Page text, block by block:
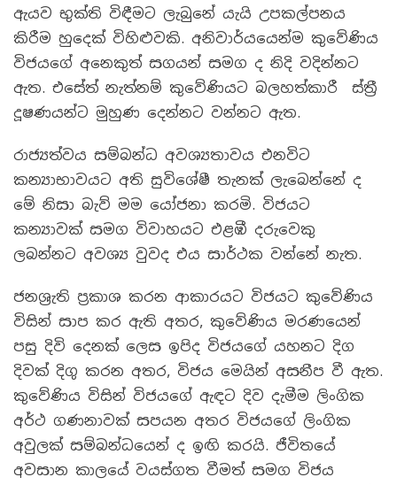
ඇයව භුක්ති විඳීමට ලැබුනේ යැයි උපකල්පනය
කිරීම හුදෙක් විහිළුවකි. අනිවාර්යයෙන්ම කුවේණිය
විජයගේ අනෙකුත් සගයන් සමග ද නිදි වදින්නට
ඇත. එසේත් නැත්නම් කුවේණියට බලහත්කාරී ස්ත්‍රී
දූෂණයන්ට මුහුණ දෙන්නට වන්නට ඇත.
රාජ්‍යත්වය සම්බන්ධ අවශ්‍යතාවය එනවිට
කන්‍යාභාවයට අති සුවිශේෂී තැනක් ලැබෙන්නේ ද
මේ නිසා බැව් මම යෝජනා කරමි. විජයට
කන්‍යාවක් සමග විවාහයට එළඹී දරුවෙකු
ලබන්නට අවශ්‍ය වුවද එය සාර්ථක වන්නේ නැත.
ජනශ්‍රැති ප්‍රකාශ කරන ආකාරයට විජයට කුවේණිය
විසින් සාප කර ඇති අතර, කුවේණිය මරණයෙන්
පසු දිවි දෙනක් ලෙස ඉපිද විජයගේ යහනට දිග
දිවක් දිගු කරන අතර, විජය මෙයින් අසනීප වී ඇත.
කුවේණිය විසින් විජයගේ ඇඳට දිව දැමීම ලිංගික
අර්ථ ගණනාවක් සපයන අතර විජයගේ ලිංගික
අවුලක් සම්බන්ධයෙන් ද ඉඟි කරයි. ජීවිතයේ
අවසාන කාලයේ වයස්ගත වීමත් සමග විජය